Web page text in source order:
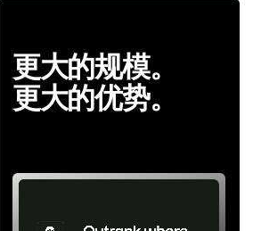
更大的规模。
更大的优势。